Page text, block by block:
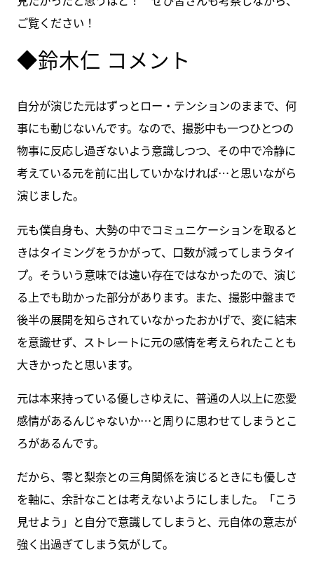
ご覧ください！
◆鈴木仁 コメント
自分が演じた元はずっとロー・テンションのままで、何
事にも動じないんです。なので、撮影中も一つひとつの
物事に反応し過ぎないよう意識しつつ、その中で冷静に
考えている元を前に出していかなければ…と思いながら
演じました。
元も僕自身も、大勢の中でコミュニケーションを取ると
きはタイミングをうかがって、口数が減ってしまうタイ
プ。そういう意味では遠い存在ではなかったので、演じ
る上でも助かった部分があります。また、撮影中盤まで
後半の展開を知らされていなかったおかげで、変に結末
を意識せず、ストレートに元の感情を考えられたことも
大きかったと思います。
元は本来持っている優しさゆえに、普通の人以上に恋愛
感情があるんじゃないか…と周りに思わせてしまうとこ
ろがあるんです。
だから、零と梨奈との三角関係を演じるときにも優しさ
を軸に、余計なことは考えないようにしました。「こう
見せよう」と自分で意識してしまうと、元自体の意志が
強く出過ぎてしまう気がして。